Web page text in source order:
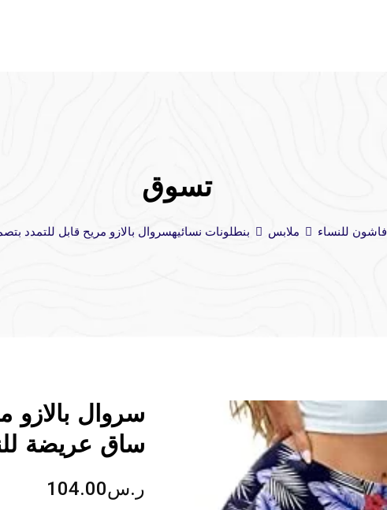
تسوق
فاشون للنساء ملابس بنطلونات نسائيهسروال بالازو مريح قابل للتمدد
سروال بالازو
ساق عريضة
ر.س104.00